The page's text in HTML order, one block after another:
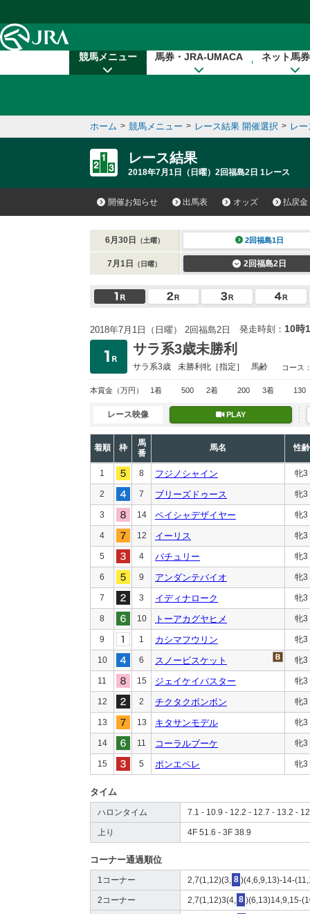
競馬メニュー 馬券・JRA-UMACA ネット馬
ホーム > 競馬メニュー > レース結果 開催選択 > レ
レース結果
2018年7月1日（日曜）2回福島2日 1レース
開催お知らせ 出馬表 オッズ 払戻金
6月30日 （土曜） 2回福島1日
7月1日 （日曜） 2回福島2日
2018年7月1日（日曜） 2回福島2日 発走時刻： 10時
サラ系3歳未勝利
サラ系3歳 未勝利牝［指定］ 馬齢 コース
本賞金 （万円） 1着 500 2着 200 3着 130
レース映像 PLAY
着順 枠
馬
番
馬名 性齢
1 8 フジノシャイン 牝3
2 7 ブリーズドゥース 牝3
3 14 ペイシャデザイヤー 牝3
4 12 イーリス 牝3
5 4 パチュリー 牝3
6 9 アンダンテバイオ 牝3
7 3 イディナローク 牝3
8 10 トーアカグヤヒメ 牝3
9 1 カシマフウリン 牝3
10 6 スノービスケット 牝3
11 15 ジェイケイバスター 牝3
12 2 チクタクボンボン 牝3
13 13 キタサンモデル 牝3
14 11 コーラルブーケ 牝3
15 5 ポンエペレ 牝3
タイム
ハロンタイム 7.1 - 10.9 - 12.2 - 12.7 - 13.2 -
上り 4F 51.6 - 3F 38.9
コーナー通過順位
1コーナー 2,7(1,12)(3, 8 )(4,6,9,13)-14-
2コーナー 2,7(1,12)3(4, 8 )(6,13)14,9,15-